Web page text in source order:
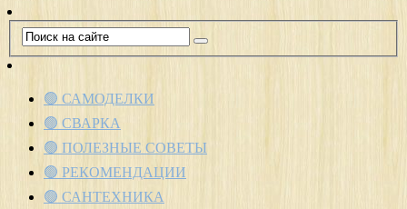
🟢 САМОДЕЛКИ
🟢 СВАРКА
🟢 ПОЛЕЗНЫЕ СОВЕТЫ
🟢 РЕКОМЕНДАЦИИ
🟢 САНТЕХНИКА